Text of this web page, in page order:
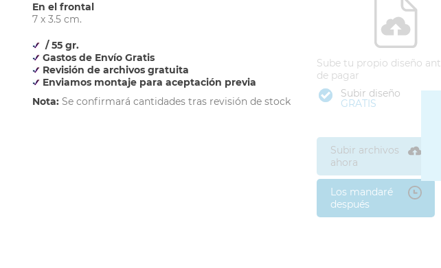
En el frontal
7 x 3.5 cm.
/ 55 gr.
Gastos de Envío Gratis
Revisión de archivos gratuita
Enviamos montaje para aceptación previa
Nota: Se confirmará cantidades tras revisión de stock
Sube tu propio diseño
de pagar
Subir diseño
GRATIS
Subir archivos
ahora
Los mandaré
después